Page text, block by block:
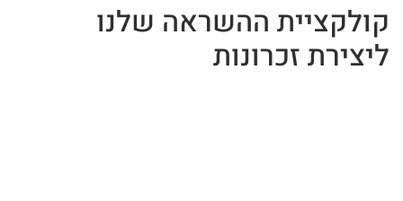
קולקציית ההשראה שלנו
ליצירת זכרונות